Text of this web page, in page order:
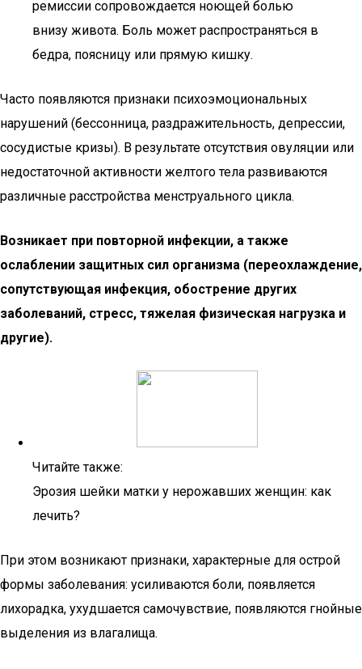
ремиссии сопровождается ноющей болью
внизу живота. Боль может распространяться в
бедра, поясницу или прямую кишку.
Часто появляются признаки психоэмоциональных
нарушений (бессонница, раздражительность, депрессии,
сосудистые кризы). В результате отсутствия овуляции или
недостаточной активности желтого тела развиваются
различные расстройства менструального цикла.
Возникает при повторной инфекции, а также
ослаблении защитных сил организма (переохлаждение,
сопутствующая инфекция, обострение других
заболеваний, стресс, тяжелая физическая нагрузка и
другие).
Читайте также:
Эрозия шейки матки у нерожавших женщин: как
лечить?
При этом возникают признаки, характерные для острой
формы заболевания: усиливаются боли, появляется
лихорадка, ухудшается самочувствие, появляются гнойные
выделения из влагалища.